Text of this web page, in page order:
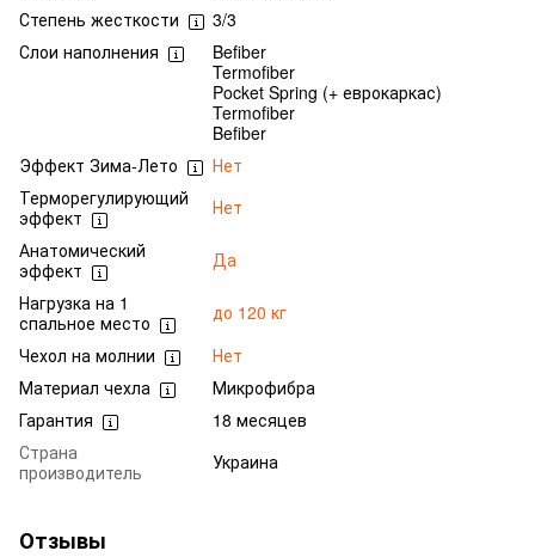
Степень жесткости
3/3
Слои наполнения
Befiber
Termofiber
Pocket Spring (+ еврокаркас)
Termofiber
Befiber
Эффект Зима-Лето
Нет
Терморегулирующий
эффект
Нет
Анатомический
эффект
Да
Нагрузка на 1
спальное место
до 120 кг
Чехол на молнии
Нет
Материал чехла
Микрофибра
Гарантия
18 месяцев
Страна
производитель
Украина
Отзывы